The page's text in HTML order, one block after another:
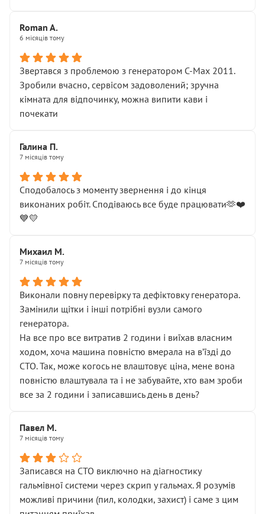
Roman A.
6 місяців тому
Звертався з проблемою з генератором C-Max 2011.
Зробили вчасно, сервісом задоволений; зручна
кімната для відпочинку, можна випити кави і
почекати
Галина П.
7 місяців тому
Сподобалось з моменту звернення і до кінця
виконаних робіт. Сподіваюсь все буде працювати🫶❤️
💙💛
Михаил М.
7 місяців тому
Виконали повну перевірку та дефіктовку генератора.
Замінили щітки і інші потрібні вузли самого
генератора.
На все про все витратив 2 години і виїхав власним
ходом, хоча машина повністю вмерала на вʼїзді до
СТО. Так, може когось не влаштовує ціна, мене вона
повністю влаштувала та і не забувайте, хто вам зроби
все за 2 години і записавшись день в день?
Павел М.
7 місяців тому
Записався на СТО виключно на діагностику
гальмівної системи через скрип у гальмах. Я розумів
можливі причини (пил, колодки, захист) і саме з цим